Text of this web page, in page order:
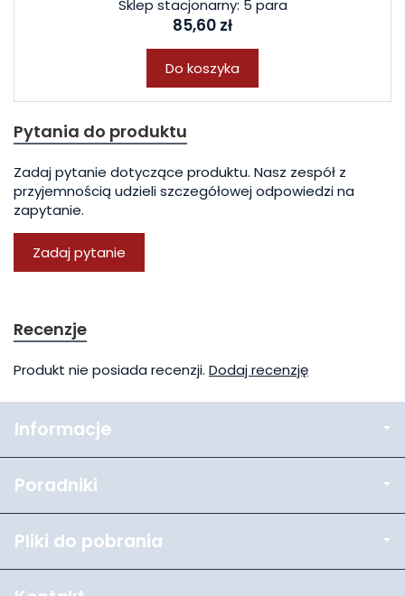
Sklep stacjonarny: 5 para
85,60 zł
Do koszyka
Pytania do produktu
Zadaj pytanie dotyczące produktu. Nasz zespół z
przyjemnością udzieli szczegółowej odpowiedzi na
zapytanie.
Zadaj pytanie
Recenzje
Produkt nie posiada recenzji. Dodaj recenzję
Informacje
Poradniki
Pliki do pobrania